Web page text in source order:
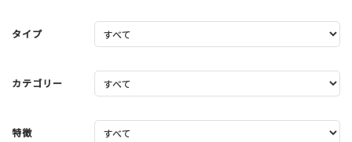
タイプ
カテゴリー
特徴